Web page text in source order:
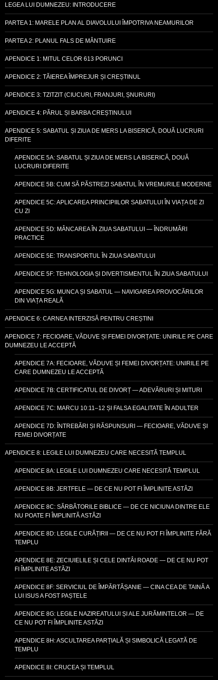
LEGEA LUI DUMNEZEU: INTRODUCERE
PARTEA 1: MARELE PLAN AL DIAVOLULUI ÎMPOTRIVA NEAMURILOR
PARTEA 2: PLANUL FALS DE MÂNTUIRE
APENDICE 1: MITUL CELOR 613 PORUNCI
APENDICE 2: TĂIEREA ÎMPREJUR ȘI CREȘTINUL
APENDICE 3: TZITZIT (CIUCURI, FRANJURI, ȘNURURI)
APENDICE 4: PĂRUL ȘI BARBA CREȘTINULUI
APENDICE 5: SABATUL ȘI ZIUA DE MERS LA BISERICĂ, DOUĂ LUCRURI
DIFERITE
APENDICE 5A: SABATUL ȘI ZIUA DE MERS LA BISERICĂ, DOUĂ
LUCRURI DIFERITE
APENDICE 5B: CUM SĂ PĂSTREZI SABATUL ÎN VREMURILE MODERNE
APENDICE 5C: APLICAREA PRINCIPIILOR SABATULUI ÎN VIAȚA DE ZI
CU ZI
APENDICE 5D: MÂNCAREA ÎN ZIUA SABATULUI — ÎNDRUMĂRI
PRACTICE
APENDICE 5E: TRANSPORTUL ÎN ZIUA SABATULUI
APENDICE 5F: TEHNOLOGIA ȘI DIVERTISMENTUL ÎN ZIUA SABATULUI
APENDICE 5G: MUNCA ȘI SABATUL — NAVIGAREA PROVOCĂRILOR
DIN VIAȚA REALĂ
APENDICE 6: CARNEA INTERZISĂ PENTRU CREȘTINI
APENDICE 7: FECIOARE, VĂDUVE ȘI FEMEI DIVORȚATE: UNIRILE PE CARE
DUMNEZEU LE ACCEPTĂ
APENDICE 7A: FECIOARE, VĂDUVE ȘI FEMEI DIVORȚATE: UNIRILE PE
CARE DUMNEZEU LE ACCEPTĂ
APENDICE 7B: CERTIFICATUL DE DIVORȚ — ADEVĂRURI ȘI MITURI
APENDICE 7C: MARCU 10:11–12 ȘI FALSA EGALITATE ÎN ADULTER
APENDICE 7D: ÎNTREBĂRI ȘI RĂSPUNSURI — FECIOARE, VĂDUVE ȘI
FEMEI DIVORȚATE
APENDICE 8: LEGILE LUI DUMNEZEU CARE NECESITĂ TEMPLUL
APENDICE 8A: LEGILE LUI DUMNEZEU CARE NECESITĂ TEMPLUL
APENDICE 8B: JERTFELE — DE CE NU POT FI ÎMPLINITE ASTĂZI
APENDICE 8C: SĂRBĂTORILE BIBLICE — DE CE NICIUNA DINTRE ELE
NU POATE FI ÎMPLINITĂ ASTĂZI
APENDICE 8D: LEGILE CURĂȚIRII — DE CE NU POT FI ÎMPLINITE FĂRĂ
TEMPLU
APENDICE 8E: ZECIUIELILE ȘI CELE DINTÂI ROADE — DE CE NU POT
FI ÎMPLINITE ASTĂZI
APENDICE 8F: SERVICIUL DE ÎMPĂRTĂȘANIE — CINA CEA DE TAINĂ A
LUI ISUS A FOST PAȘTELE
APENDICE 8G: LEGILE NAZIREATULUI ȘI ALE JURĂMINTELOR — DE
CE NU POT FI ÎMPLINITE ASTĂZI
APENDICE 8H: ASCULTAREA PARȚIALĂ ȘI SIMBOLICĂ LEGATĂ DE
TEMPLU
APENDICE 8I: CRUCEA ȘI TEMPLUL